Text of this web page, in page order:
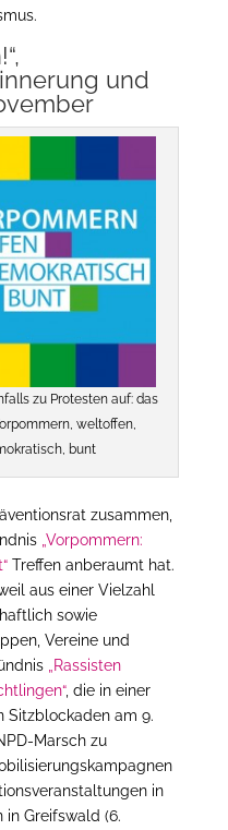
und
zu Protesten auf: das
weltoffen,
bunt
zusammen,
„Vorpommern:
Treffen anberaumt hat.
aus einer Vielzahl
sowie
Vereine und
„Rassisten
, die in einer
Sitzblockaden am 9.
Marsch zu
in
in Greifswald (6.